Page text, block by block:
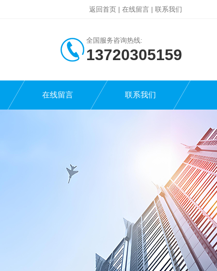
返回首页 | 在线留言 | 联系我们
全国服务咨询热线:
13720305159
在线留言 联系我们